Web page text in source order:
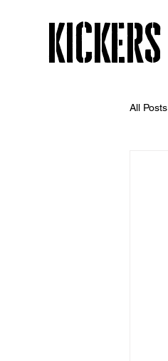
kickers
All Posts